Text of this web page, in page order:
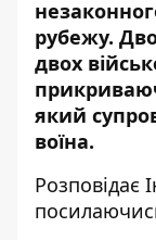
рубежу.
двох
який
воїна.
Розповідає